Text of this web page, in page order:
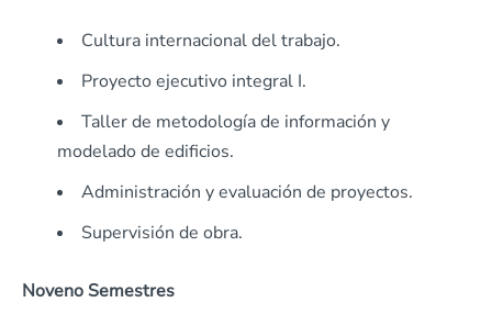
Cultura internacional del trabajo.
Proyecto ejecutivo integral I.
Taller de metodología de información y
modelado de edificios.
Administración y evaluación de proyectos.
Supervisión de obra.
Noveno Semestres